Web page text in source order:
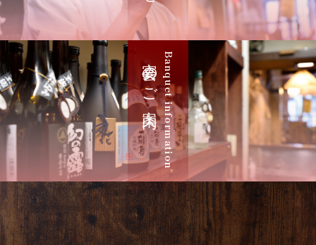
Banquet information
宴会のご案内